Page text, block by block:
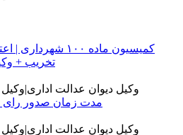
کمیسیون ماده ۱۰۰
تخریب +
مدت زمان صدور رای